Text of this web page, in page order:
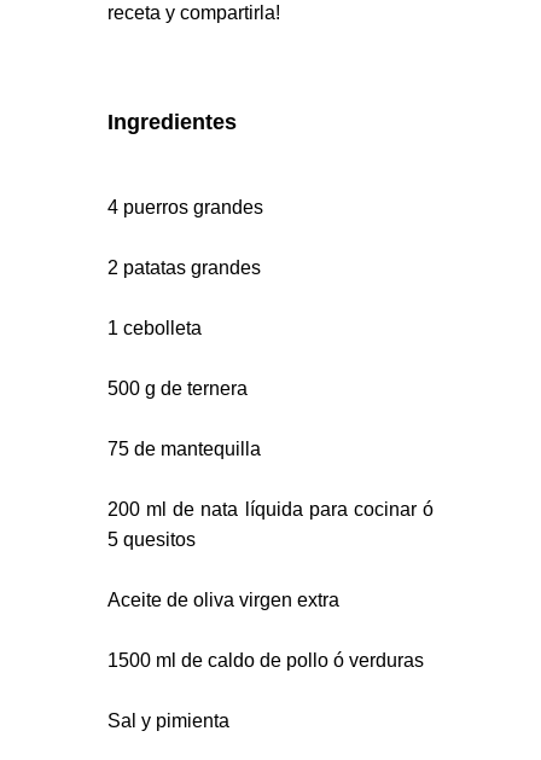
receta y compartirla!
Ingredientes
4 puerros grandes
2 patatas grandes
1 cebolleta
500 g de ternera
75 de mantequilla
200 ml de nata líquida para cocinar ó
5 quesitos
Aceite de oliva virgen extra
1500 ml de caldo de pollo ó verduras
Sal y pimienta